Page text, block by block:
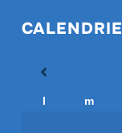
l m